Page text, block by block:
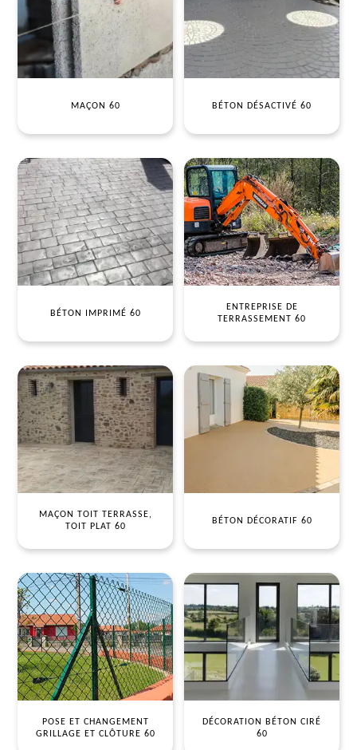
MAÇON 60 BÉTON DÉSACTIVÉ 60
BÉTON IMPRIMÉ 60
ENTREPRISE DE
TERRASSEMENT 60
MAÇON TOIT TERRASSE,
TOIT PLAT 60
BÉTON DÉCORATIF 60
POSE ET CHANGEMENT
GRILLAGE ET CLÔTURE 60
DÉCORATION BÉTON CIRÉ
60